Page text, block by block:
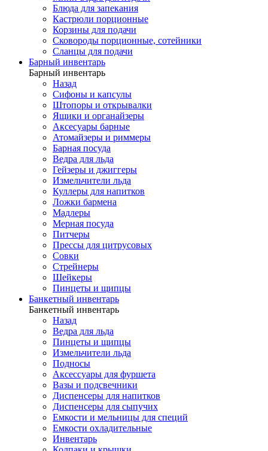
Блюда для запекания
Кастрюли порционные
Корзины для подачи
Сковороды порционные, сотейники
Сланцы для подачи
Барный инвентарь
Барный инвентарь
Назад
Сифоны и капсулы
Штопоры и открывалки
Ящики и органайзеры
Аксесуары барные
Атомайзеры и риммеры
Барная посуда
Ведра для льда
Гейзеры и джиггеры
Измельчители льда
Куллеры для напитков
Ложки бармена
Мадлеры
Мерная посуда
Питчеры
Прессы для цитрусовых
Совки
Стрейнеры
Шейкеры
Пинцеты и щипцы
Банкетный инвентарь
Банкетный инвентарь
Назад
Ведра для льда
Пинцеты и щипцы
Измельчители льда
Подносы
Аксессуары для фуршета
Вазы и подсвечники
Диспенсеры для напитков
Диспенсеры для сыпучих
Емкости и мельницы для специй
Емкости охладительные
Инвентарь